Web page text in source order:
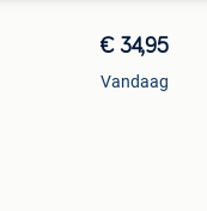
€ 34,95
Vandaag